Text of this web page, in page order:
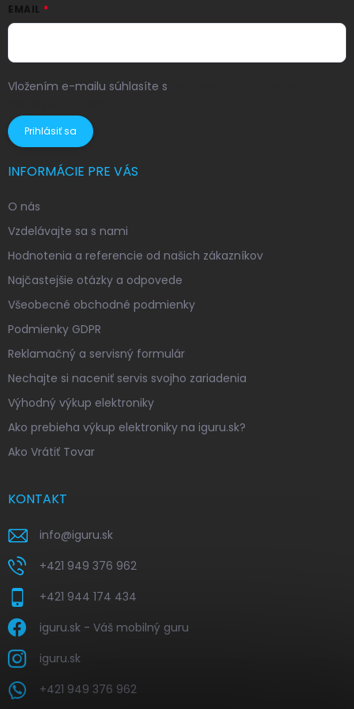
EMAIL
Vložením e-mailu súhlasíte s
Prihlásiť sa
INFORMÁCIE PRE VÁS
O nás
Vzdelávajte sa s nami
Hodnotenia a referencie od našich zákazníkov
Najčastejšie otázky a odpovede
Všeobecné obchodné podmienky
Podmienky GDPR
Reklamačný a servisný formulár
Nechajte si naceniť servis svojho zariadenia
Výhodný výkup elektroniky
Ako prebieha výkup elektroniky na iguru.sk?
Ako Vrátiť Tovar
KONTAKT
info@iguru.sk
+421 949 376 962
+421 944 174 434
iguru.sk - Váš mobilný guru
iguru.sk
+421 949 376 962